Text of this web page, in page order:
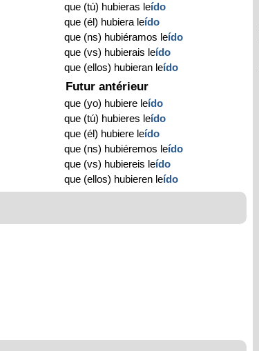
que (tú) hubieras leído
que (él) hubiera leído
que (ns) hubiéramos leído
que (vs) hubierais leído
que (ellos) hubieran leído
Futur antérieur
que (yo) hubiere leído
que (tú) hubieres leído
que (él) hubiere leído
que (ns) hubiéremos leído
que (vs) hubiereis leído
que (ellos) hubieren leído